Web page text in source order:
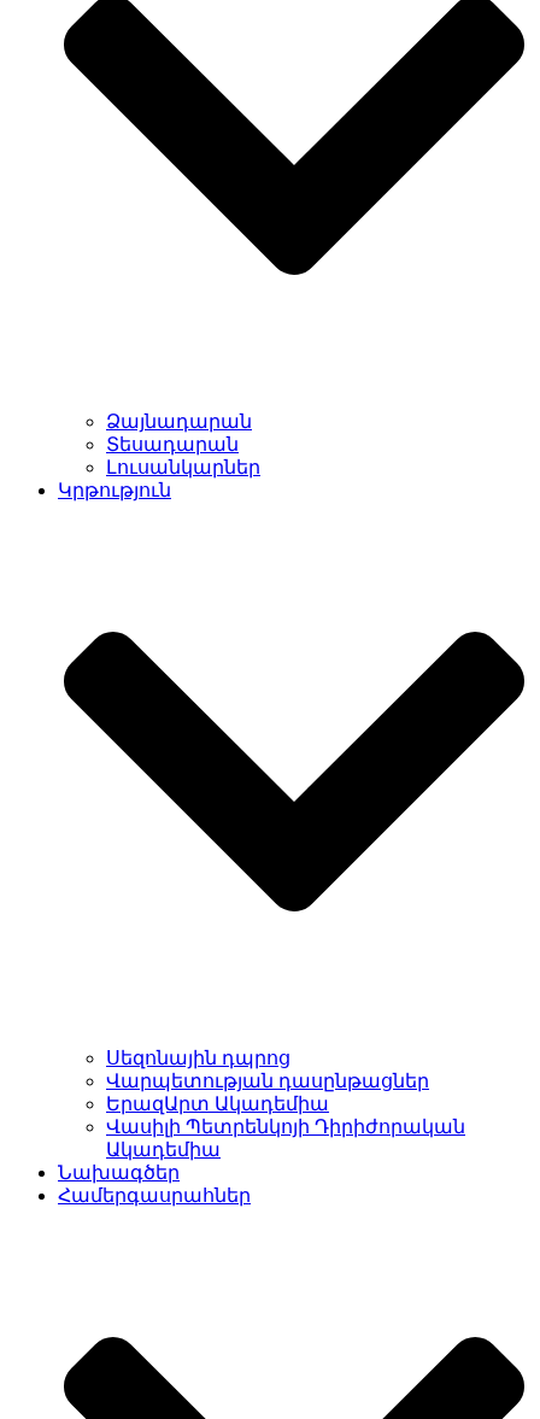
Ձայնադարան
Տեսադարան
Լուսանկարներ
Կրթություն
Սեզոնային դպրոց
Վարպետության դասընթացներ
ԵրազԱրտ Ակադեմիա
Վասիլի Պետրենկոյի Դիրիժորական
Ակադեմիա
Նախագծեր
Համերգասրահներ